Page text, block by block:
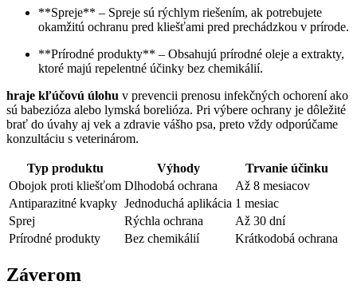
**Spreje** – Spreje sú rýchlym ⁣riešením, ak​ potrebujete
okamžitú ‌ochranu pred kliešťami​ pred prechádzkou v prírode.
**Prírodné produkty** – Obsahujú prírodné oleje​ a extrakty,
ktoré ​majú repelentné účinky⁤ bez chemikálií.
hraje kľúčovú úlohu ⁣v‍ prevencii prenosu infekčných ochorení ako
sú babezióza alebo lymská borelióza. Pri výbere ochrany je​ dôležité‌
brať do úvahy aj vek ‍a ​zdravie ​vášho psa, preto vždy⁤ odporúčame
konzultáciu s veterinárom. ​
Typ produktu Výhody
Trvanie účinku
Obojok ​proti kliešťom Dlhodobá⁤ ochrana
Až ⁤8 mesiacov
Antiparazitné kvapky Jednoduchá aplikácia 1 mesiac
Sprej
Rýchla​ ochrana
Až 30 dní
Prírodné produkty
Bez chemikálií Krátkodobá ochrana
Záverom